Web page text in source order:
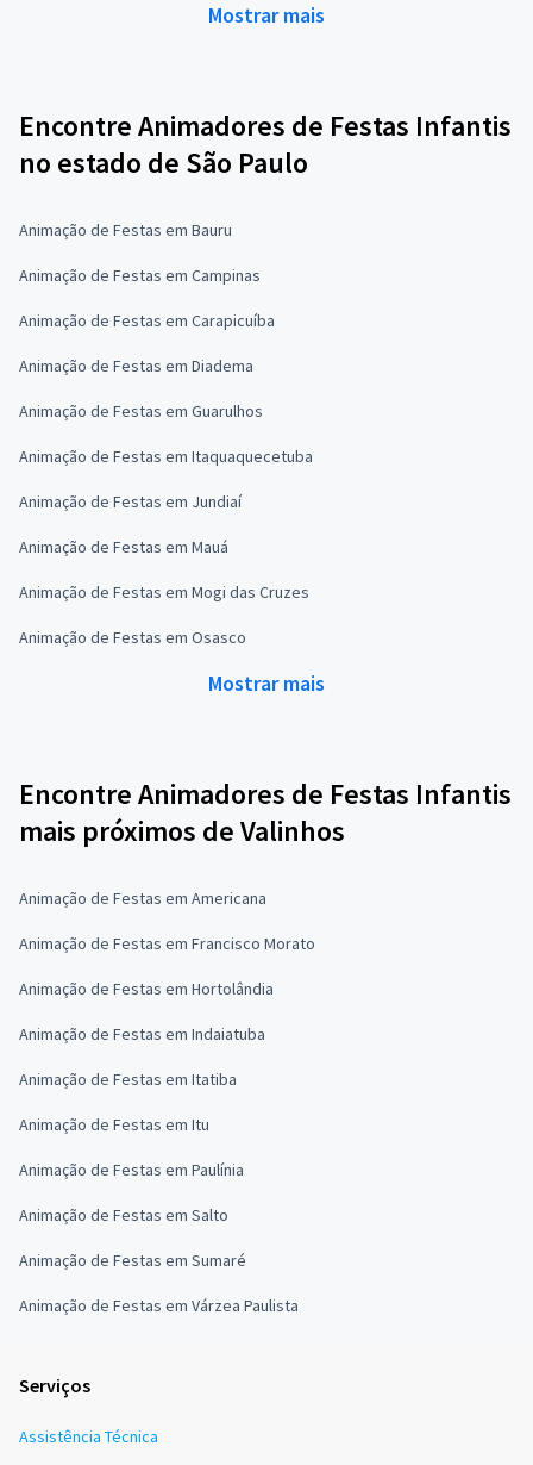
Mostrar mais
Encontre Animadores de Festas Infantis
no estado de São Paulo
Animação de Festas em Bauru
Animação de Festas em Campinas
Animação de Festas em Carapicuíba
Animação de Festas em Diadema
Animação de Festas em Guarulhos
Animação de Festas em Itaquaquecetuba
Animação de Festas em Jundiaí
Animação de Festas em Mauá
Animação de Festas em Mogi das Cruzes
Animação de Festas em Osasco
Mostrar mais
Encontre Animadores de Festas Infantis
mais próximos de Valinhos
Animação de Festas em Americana
Animação de Festas em Francisco Morato
Animação de Festas em Hortolândia
Animação de Festas em Indaiatuba
Animação de Festas em Itatiba
Animação de Festas em Itu
Animação de Festas em Paulínia
Animação de Festas em Salto
Animação de Festas em Sumaré
Animação de Festas em Várzea Paulista
Serviços
Assistência Técnica